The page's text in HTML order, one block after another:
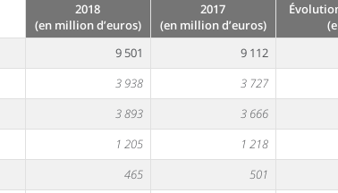
2018
(en million d’euros)
2017
(en million d’euros)
9 501 9 112
3 938 3 727
3 893 3 666
1 205 1 218
465 501